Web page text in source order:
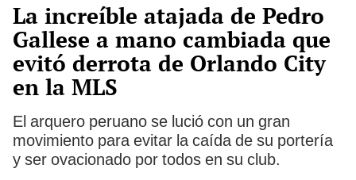
La increíble atajada de Pedro
Gallese a mano cambiada que
evitó derrota de Orlando City
en la MLS
El arquero peruano se lució con un gran
movimiento para evitar la caída de su portería
y ser ovacionado por todos en su club.